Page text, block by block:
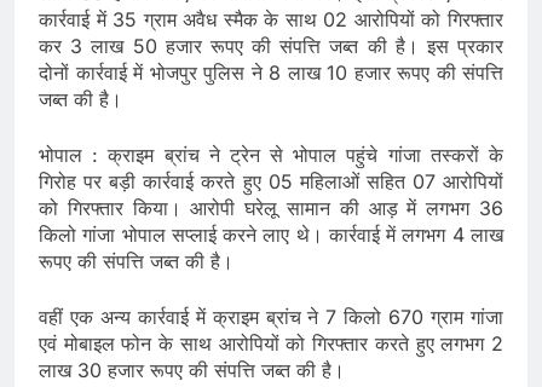
कार्रवाई में 35 ग्राम अवैध स्मैक के साथ 02 आरोपियों को गिरफ्तार
कर 3 लाख 50 हजार रूपए की संपत्ति जब्‍त की है। इस प्रकार
दोनों कार्रवाई में भोजपुर पुलिस ने 8 लाख 10 हजार रूपए की संपत्ति
जब्‍त की है।
भोपाल : क्राइम ब्रांच ने ट्रेन से भोपाल पहुंचे गांजा तस्करों के
गिरोह पर बड़ी कार्रवाई करते हुए 05 महिलाओं सहित 07 आरोपियों
को गिरफ्तार किया। आरोपी घरेलू सामान की आड़ में लगभग 36
किलो गांजा भोपाल सप्लाई करने लाए थे। कार्रवाई में लगभग 4 लाख
रूपए की संपत्ति जब्‍त की है।
वहीं एक अन्य कार्रवाई में क्राइम ब्रांच ने 7 किलो 670 ग्राम गांजा
एवं मोबाइल फोन के साथ आरोपियों को गिरफ्तार करते हुए लगभग 2
लाख 30 हजार रूपए की संपत्ति जब्‍त की है।